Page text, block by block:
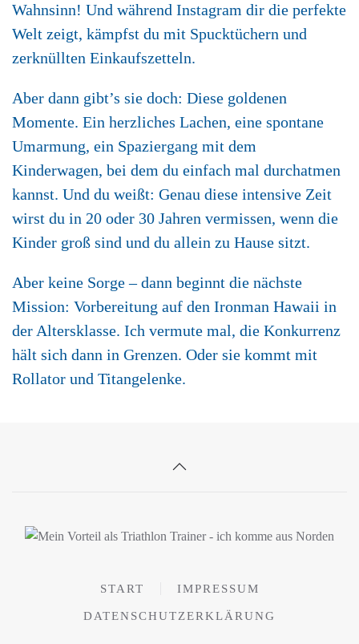
Wahnsinn! Und während Instagram dir die perfekte
Welt zeigt, kämpfst du mit Spucktüchern und
zerknüllten Einkaufszetteln.
Aber dann gibt’s sie doch: Diese goldenen
Momente. Ein herzliches Lachen, eine spontane
Umarmung, ein Spaziergang mit dem
Kinderwagen, bei dem du einfach mal durchatmen
kannst. Und du weißt: Genau diese intensive Zeit
wirst du in 20 oder 30 Jahren vermissen, wenn die
Kinder groß sind und du allein zu Hause sitzt.
Aber keine Sorge – dann beginnt die nächste
Mission: Vorbereitung auf den Ironman Hawaii in
der Altersklasse. Ich vermute mal, die Konkurrenz
hält sich dann in Grenzen. Oder sie kommt mit
Rollator und Titangelenke.
START IMPRESSUM
DATENSCHUTZERKLÄRUNG